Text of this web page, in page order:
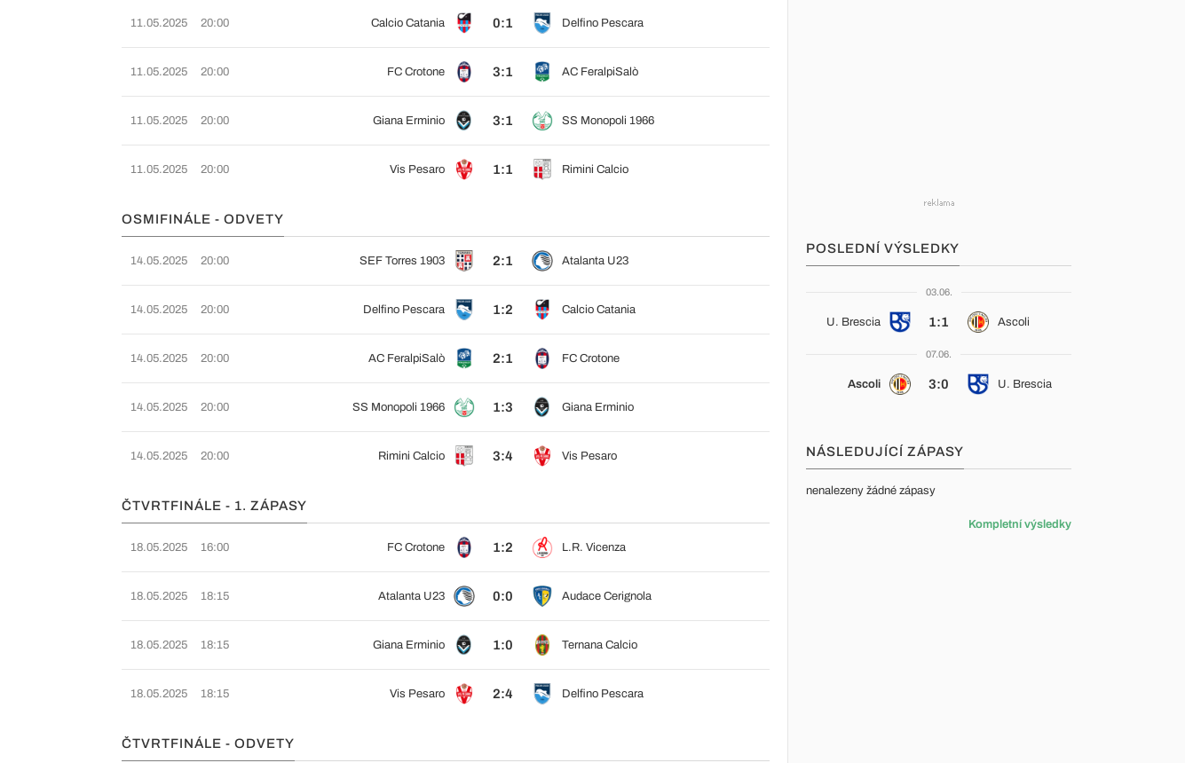
11.05.2025 20:00 Calcio Catania 0:1 Delfino Pescara
11.05.2025 20:00 FC Crotone 3:1 AC FeralpiSalò
11.05.2025 20:00 Giana Erminio 3:1 SS Monopoli 1966
11.05.2025 20:00 Vis Pesaro 1:1 Rimini Calcio
OSMIFINÁLE - ODVETY
14.05.2025 20:00 SEF Torres 1903 2:1 Atalanta U23
14.05.2025 20:00 Delfino Pescara 1:2 Calcio Catania
14.05.2025 20:00 AC FeralpiSalò 2:1 FC Crotone
14.05.2025 20:00 SS Monopoli 1966 1:3 Giana Erminio
14.05.2025 20:00 Rimini Calcio 3:4 Vis Pesaro
ČTVRTFINÁLE - 1. ZÁPASY
18.05.2025 16:00 FC Crotone 1:2 L.R. Vicenza
18.05.2025 18:15 Atalanta U23 0:0 Audace Cerignola
18.05.2025 18:15 Giana Erminio 1:0 Ternana Calcio
18.05.2025 18:15 Vis Pesaro 2:4 Delfino Pescara
ČTVRTFINÁLE - ODVETY
POSLEDNÍ VÝSLEDKY
03.06.
U. Brescia 1:1 Ascoli
07.06.
Ascoli 3:0 U. Brescia
NÁSLEDUJÍCÍ ZÁPASY
nenalezeny žádné zápasy
Kompletní výsledky